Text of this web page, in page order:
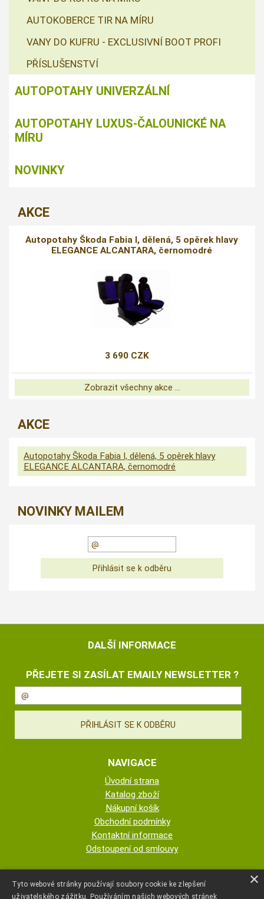
AUTOKOBERCE TIR NA MÍRU
VANY DO KUFRU - EXCLUSIVNÍ BOOT PROFI
PŘÍSLUŠENSTVÍ
AUTOPOTAHY UNIVERZÁLNÍ
AUTOPOTAHY LUXUS-ČALOUNICKÉ NA
MÍRU
NOVINKY
AKCE
Autopotahy Škoda Fabia I, dělená, 5 opěrek hlavy
ELEGANCE ALCANTARA, černomodré
3 690 CZK
Zobrazit všechny akce ...
AKCE
Autopotahy Škoda Fabia I, dělená, 5 opěrek hlavy
ELEGANCE ALCANTARA, černomodré
NOVINKY MAILEM
DALŠÍ INFORMACE
PŘEJETE SI ZASÍLAT EMAILY NEWSLETTER ?
NAVIGACE
Úvodní strana
Katalog zboží
Nákupní košík
Obchodní podmínky
Kontaktní informace
Odstoupení od smlouvy
×
Tyto webové stránky používají soubory cookie ke zlepšení
uživatelského zážitku. Používáním našich webových stránek